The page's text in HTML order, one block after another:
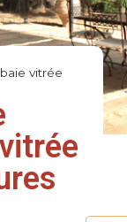
vitrée